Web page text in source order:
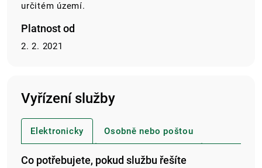
určitém území.
Platnost od
2. 2. 2021
Vyřízení služby
Elektronicky Osobně nebo poštou
Co potřebujete, pokud službu řešíte